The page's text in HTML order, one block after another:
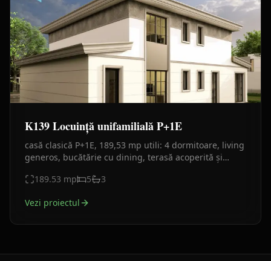
K139 Locuință unifamilială P+1E
casă clasică P+1E, 189,53 mp utili: 4 dormitoare, living
generos, bucătărie cu dining, terasă acoperită și
189.53 mp 5 3
Vezi proiectul